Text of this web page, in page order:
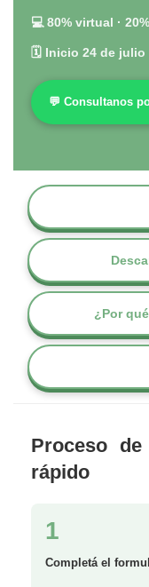
💻 80% virtual ·
🗓 Inicio 24 de julio
💬 Consultanos
¿Por
Proceso
rápido
1
Completá el